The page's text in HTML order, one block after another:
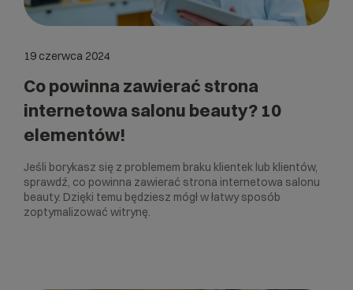
19 czerwca 2024
Co powinna zawierać strona
internetowa salonu beauty? 10
elementów!
Jeśli borykasz się z problemem braku klientek lub klientów,
sprawdź, co powinna zawierać strona internetowa salonu
beauty. Dzięki temu będziesz mógł w łatwy sposób
zoptymalizować witrynę.